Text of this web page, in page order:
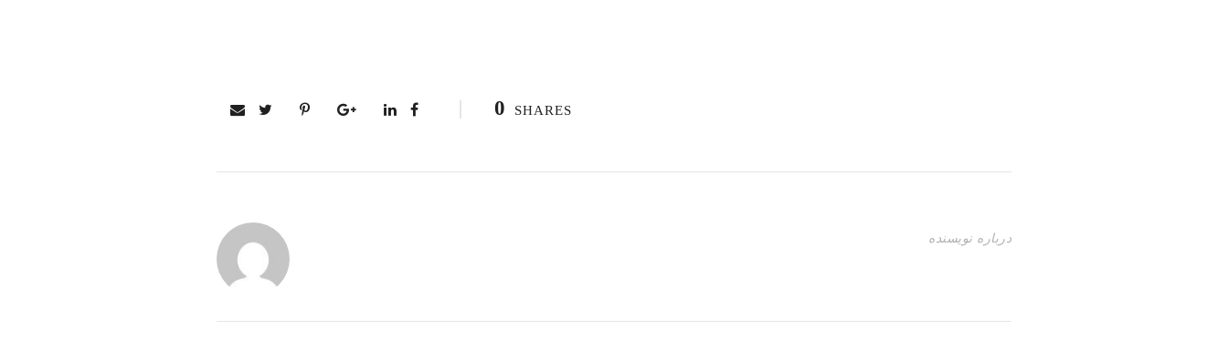
0 SHARES
درباره نویسنده